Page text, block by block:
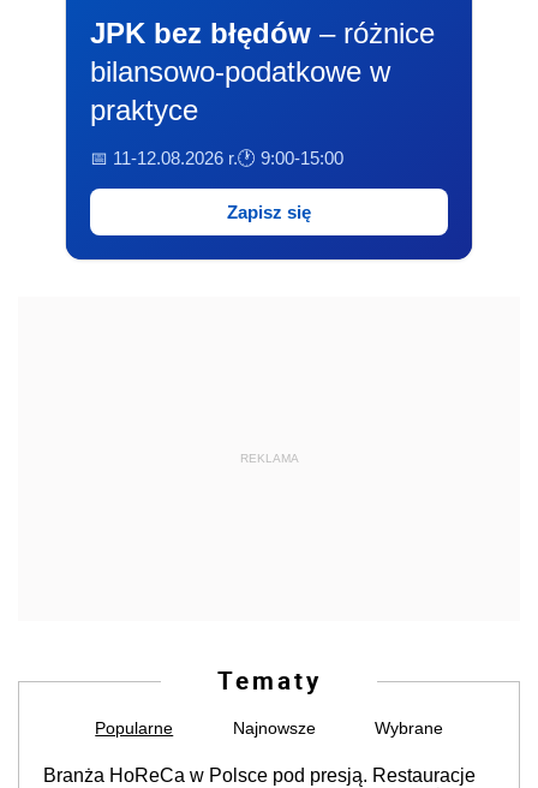
JPK bez błędów – różnice
bilansowo-podatkowe w
praktyce
📅 11-12.08.2026 r.🕐 9:00-15:00
Zapisz się
REKLAMA
Tematy
Popularne Najnowsze Wybrane
Branża HoReCa w Polsce pod presją. Restauracje